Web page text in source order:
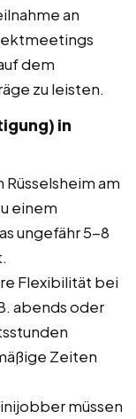
an
dem
zu leisten.
in
am
einem
ungefähr 5-8
Flexibilität bei
abends oder
Zeiten
müssen